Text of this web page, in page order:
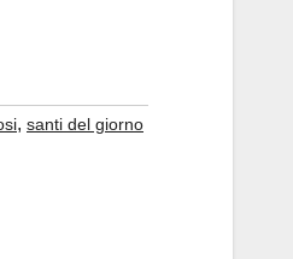
, santi del giorno